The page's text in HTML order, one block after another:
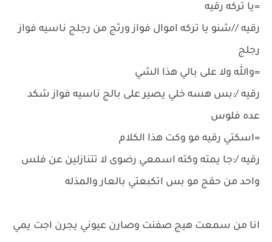
=يا تركه رقيه
رقيه //شنو يا تركه اموال فواز ورثج من رجلج ناسيه فواز
رجلج
=والله ولا على بالي هذا الشي
رقيه /:بس هسه خلي يصير على بالج ناسيه فواز شكد
عده فلوس
=اسكتي رقيه مو وكت هذا الكلام
رقيه /:جا يمته وكته اسمعي رضوى لا تتنازلين عن فلس
واحد من حقج مو بس اتكبعتي بالعار والمذله
انا من سمعت هيج صفنت وصارن عيوني يجرن اجت يمي